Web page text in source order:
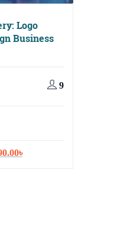
Logo
Business
9
৳Current